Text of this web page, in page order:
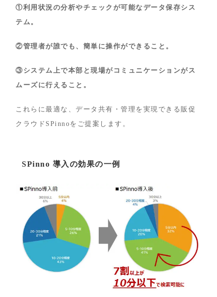
①利用状況の分析やチェックが可能なデータ保存シス
テム。
②管理者が誰でも、簡単に操作ができること。
③システム上で本部と現場がコミュニケーションがス
ムーズに行えること。
これらに最適な、データ共有・管理を実現できる販促
クラウドSPinnoをご提案します。
SPinno 導入の効果の一例